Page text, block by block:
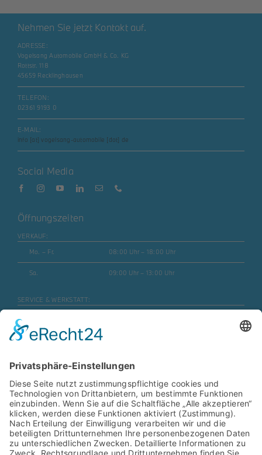
Nehmen Sie jetzt Kontakt auf.
ADRESSE:
Vogelsang Automobile GmbH & Co. KG
Rottstr. 118
45659 Recklinghausen
TELEFON:
02361 9193 0
E-MAIL:
info [at] vogelsang-automobile [dot] de
Social Media
Öffnungszeiten
VERKAUF:
Mo. – Fr.
08:00 Uhr – 18:00 Uhr
Sa. 09:00 Uhr – 13:00 Uhr
SERVICE & WERKSTATT:
Mo. – Fr. (Motorrad)
ERSATZTEILE & ZUBEHÖR:
Mo. – Fr. 08:00 Uhr – 17:00 Uhr
Mo. – Fr. (Motorrad) 08:00 Uhr – 16:30 Uhr